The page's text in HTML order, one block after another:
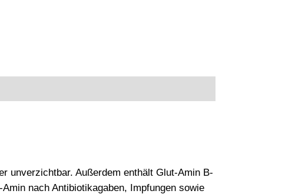
unverzichtbar. Außerdem enthält Glut-Amin B-
nach Antibiotikagaben, Impfungen sowie